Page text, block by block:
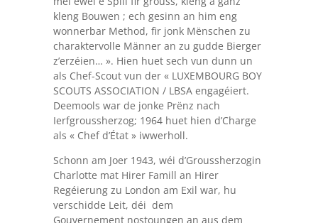
kleng Bouwen ; ech gesinn an him eng
wonnerbar Method, fir jonk Mënschen zu
charaktervolle Männer an zu gudde Bierger
z’erzéien… ». Hien huet sech vun dunn un
als Chef-Scout vun der « LUXEMBOURG BOY
SCOUTS ASSOCIATION / LBSA engagéiert.
Deemools war de jonke Prënz nach
Ierfgroussherzog; 1964 huet hien d’Charge
als « Chef d’État » iwwerholl.
Schonn am Joer 1943, wéi d’Groussherzogin
Charlotte mat Hirer Famill an Hirer
Regéierung zu London am Exil war, hu
verschidde Leit, déi dem
Gouvernement nostoungen an aus dem